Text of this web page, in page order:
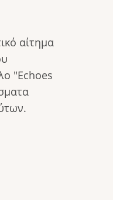
αίτημα
"Echoes